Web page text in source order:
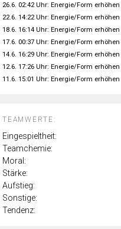
TEAMWERTE:
Eingespieltheit:
Teamchemie:
Moral:
Stärke:
Aufstieg:
Sonstige:
Tendenz:
26.6. 02:42 Uhr: Energie/Form erhöhen
22.6. 14:22 Uhr: Energie/Form erhöhen
18.6. 16:14 Uhr: Energie/Form erhöhen
17.6. 00:37 Uhr: Energie/Form erhöhen
14.6. 16:29 Uhr: Energie/Form erhöhen
12.6. 17:26 Uhr: Energie/Form erhöhen
11.6. 15:01 Uhr: Energie/Form erhöhen